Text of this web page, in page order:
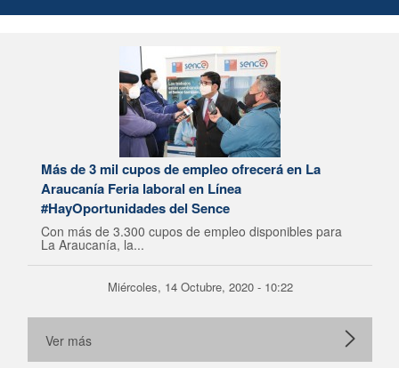
Más de 3 mil cupos de empleo ofrecerá en La
Araucanía Feria laboral en Línea
#HayOportunidades del Sence
Con más de 3.300 cupos de empleo disponibles para
La Araucanía, la...
Miércoles, 14 Octubre, 2020 - 10:22
Ver más